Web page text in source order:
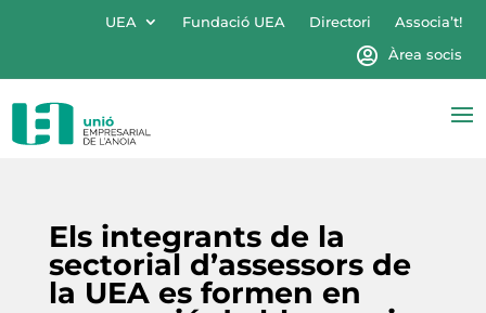
UEA Fundació UEA Directori
Associa’t!
Àrea socis
Els integrants de la
sectorial d’assessors de
la UEA es formen en